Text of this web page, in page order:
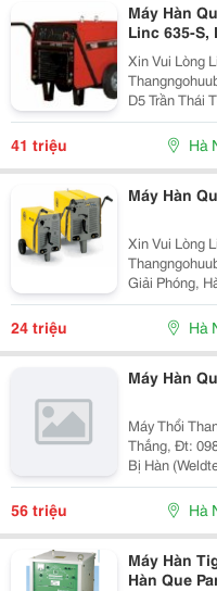
Máy Hàn
Linc 635-S,
Xin Vui Lòng Liên Hệ
D5 Trần Thái
Http://Weldtec.com.vn/ - Có
Sàng Cho
41 triệu Hà
Máy Hàn
Xin Vui Lòng Liên Hệ
Giải Phóng, Hà Nội Website: Http://
Công Ty
Tôi Hân
24 triệu Hà
Máy Hàn
Máy Thổi Than, Máy
Thắng, Đt: 0987 70 25 70
Bị Hàn
Hãng: - Mazak (Nhật Bản) - Trung Tâm Gia Công, Máy
56 triệu Hà
Máy Hàn
Hàn Que